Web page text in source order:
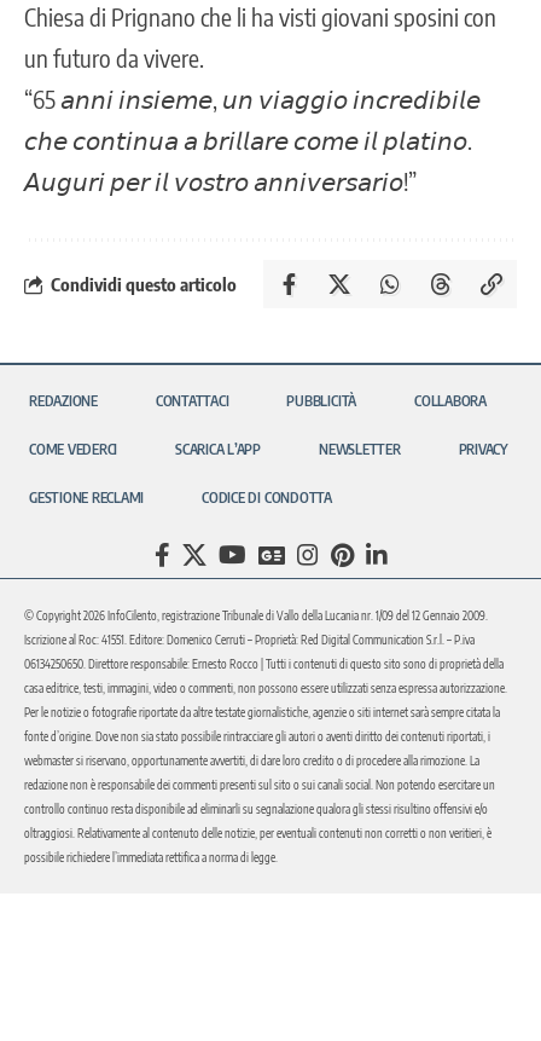
Chiesa di Prignano che li ha visti giovani sposini con
un futuro da vivere.
“65 𝘢𝘯𝘯𝘪 𝘪𝘯𝘴𝘪𝘦𝘮𝘦, 𝘶𝘯 𝘷𝘪𝘢𝘨𝘨𝘪𝘰 𝘪𝘯𝘤𝘳𝘦𝘥𝘪𝘣𝘪𝘭𝘦
𝘤𝘩𝘦 𝘤𝘰𝘯𝘵𝘪𝘯𝘶𝘢 𝘢 𝘣𝘳𝘪𝘭𝘭𝘢𝘳𝘦 𝘤𝘰𝘮𝘦 𝘪𝘭 𝘱𝘭𝘢𝘵𝘪𝘯𝘰.
𝘈𝘶𝘨𝘶𝘳𝘪 𝘱𝘦𝘳 𝘪𝘭 𝘷𝘰𝘴𝘵𝘳𝘰 𝘢𝘯𝘯𝘪𝘷𝘦𝘳𝘴𝘢𝘳𝘪𝘰!”
Condividi questo articolo
REDAZIONE CONTATTACI PUBBLICITÀ COLLABORA
COME VEDERCI SCARICA L’APP NEWSLETTER PRIVACY
GESTIONE RECLAMI CODICE DI CONDOTTA
© Copyright 2026 InfoCilento, registrazione Tribunale di Vallo della Lucania nr. 1/09 del 12 Gennaio 2009.
Iscrizione al Roc: 41551. Editore: Domenico Cerruti – Proprietà: Red Digital Communication S.r.l. – P.iva
06134250650. Direttore responsabile: Ernesto Rocco | Tutti i contenuti di questo sito sono di proprietà della
casa editrice, testi, immagini, video o commenti, non possono essere utilizzati senza espressa autorizzazione.
Per le notizie o fotografie riportate da altre testate giornalistiche, agenzie o siti internet sarà sempre citata la
fonte d’origine. Dove non sia stato possibile rintracciare gli autori o aventi diritto dei contenuti riportati, i
webmaster si riservano, opportunamente avvertiti, di dare loro credito o di procedere alla rimozione. La
redazione non è responsabile dei commenti presenti sul sito o sui canali social. Non potendo esercitare un
controllo continuo resta disponibile ad eliminarli su segnalazione qualora gli stessi risultino offensivi e/o
oltraggiosi. Relativamente al contenuto delle notizie, per eventuali contenuti non corretti o non veritieri, è
possibile richiedere l’immediata rettifica a norma di legge.